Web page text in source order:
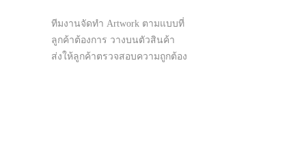
ทีมงานจัดทำ Artwork ตามแบบที่
ลูกค้าต้องการ วางบนตัวสินค้า
ส่งให้ลูกค้าตรวจสอบความถูกต้อง